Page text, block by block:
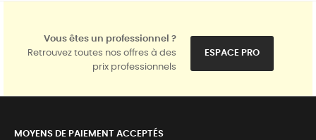
Vous êtes un professionnel ?
Retrouvez toutes nos offres à des
prix professionnels
ESPACE PRO
MOYENS DE PAIEMENT ACCEPTÉS